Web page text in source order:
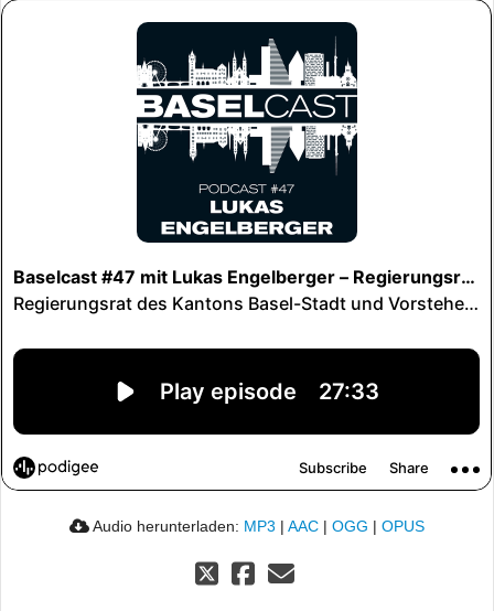
Audio herunterladen: MP3 | AAC | OGG | OPUS